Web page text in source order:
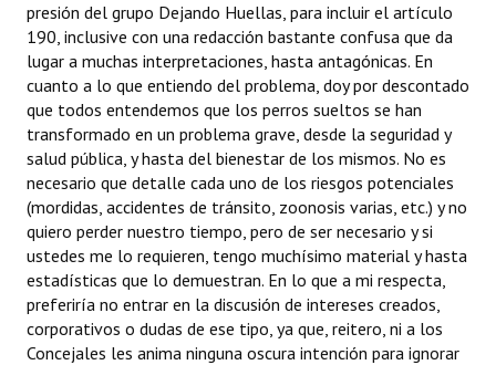
Audiencias Públicas - Registro
Mujeres que Dejaron Huellas - Registro
Periodistas Decanos - Registro
Ciudadano Ilustre - Registro
Banca del Vecino - Registro
Huéspedes de Honor - Registro
Antiguos Pobladores - Registro
Reconocimientos - Registro
presión del grupo Dejando Huellas, para incluir el artículo
190, inclusive con una redacción bastante confusa que da
lugar a muchas interpretaciones, hasta antagónicas. En
cuanto a lo que entiendo del problema, doy por descontado
que todos entendemos que los perros sueltos se han
transformado en un problema grave, desde la seguridad y
salud pública, y hasta del bienestar de los mismos. No es
necesario que detalle cada uno de los riesgos potenciales
(mordidas, accidentes de tránsito, zoonosis varias, etc.) y no
quiero perder nuestro tiempo, pero de ser necesario y si
ustedes me lo requieren, tengo muchísimo material y hasta
estadísticas que lo demuestran. En lo que a mi respecta,
preferiría no entrar en la discusión de intereses creados,
corporativos o dudas de ese tipo, ya que, reitero, ni a los
Concejales les anima ninguna oscura intención para ignorar